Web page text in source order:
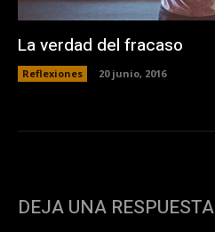
La verdad del fracaso
Reflexiones 20 junio, 2016
DEJA UNA RESPUESTA